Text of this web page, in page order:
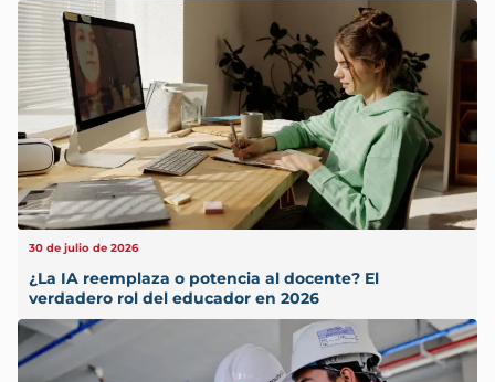
30 de julio de 2026
¿La IA reemplaza o potencia al docente? El
verdadero rol del educador en 2026